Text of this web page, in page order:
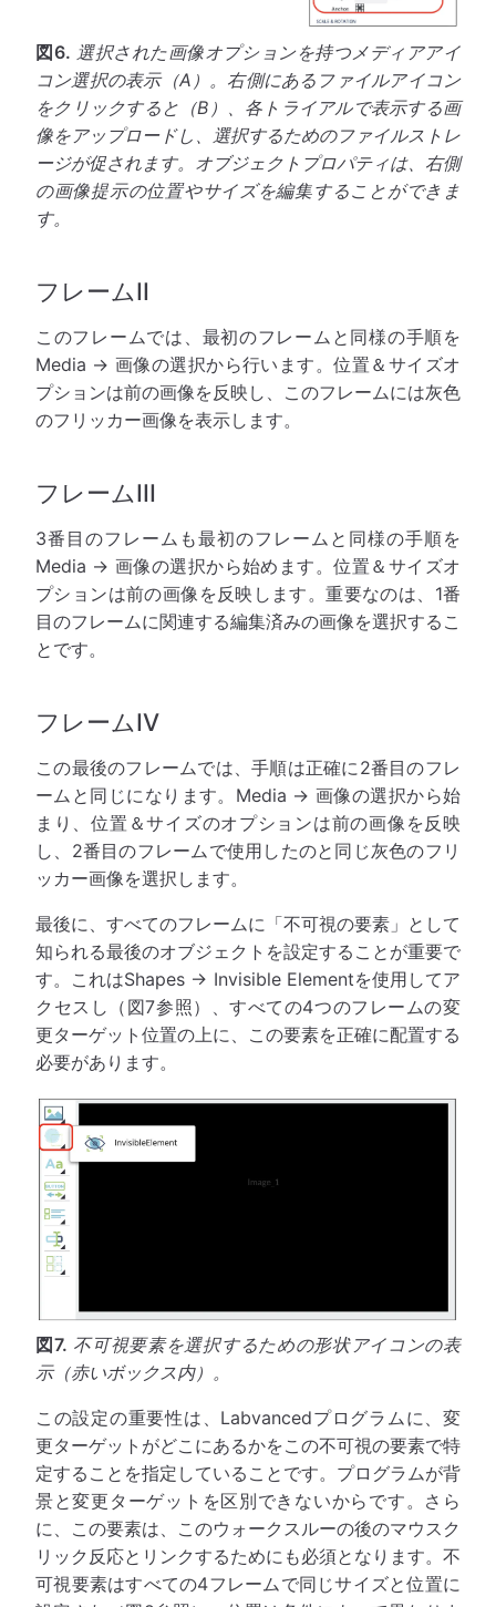
図6. 選択された画像オプションを持つメディアアイ
コン選択の表示（A）。右側にあるファイルアイコン
をクリックすると（B）、各トライアルで表示する画
像をアップロードし、選択するためのファイルストレ
ージが促されます。オブジェクトプロパティは、右側
の画像提示の位置やサイズを編集することができま
す。
フレームII
このフレームでは、最初のフレームと同様の手順を
Media → 画像の選択から行います。位置＆サイズオ
プションは前の画像を反映し、このフレームには灰色
のフリッカー画像を表示します。
フレームIII
3番目のフレームも最初のフレームと同様の手順を
Media → 画像の選択から始めます。位置＆サイズオ
プションは前の画像を反映します。重要なのは、1番
目のフレームに関連する編集済みの画像を選択するこ
とです。
フレームIV
この最後のフレームでは、手順は正確に2番目のフレ
ームと同じになります。Media → 画像の選択から始
まり、位置＆サイズのオプションは前の画像を反映
し、2番目のフレームで使用したのと同じ灰色のフリ
ッカー画像を選択します。
最後に、すべてのフレームに「不可視の要素」として
知られる最後のオブジェクトを設定することが重要で
す。これはShapes → Invisible Elementを使用してア
クセスし（図7参照）、すべての4つのフレームの変
更ターゲット位置の上に、この要素を正確に配置する
必要があります。
図7. 不可視要素を選択するための形状アイコンの表
示（赤いボックス内）。
この設定の重要性は、Labvancedプログラムに、変
更ターゲットがどこにあるかをこの不可視の要素で特
定することを指定していることです。プログラムが背
景と変更ターゲットを区別できないからです。さら
に、この要素は、このウォークスルーの後のマウスク
リック反応とリンクするためにも必須となります。不
可視要素はすべての4フレームで同じサイズと位置に